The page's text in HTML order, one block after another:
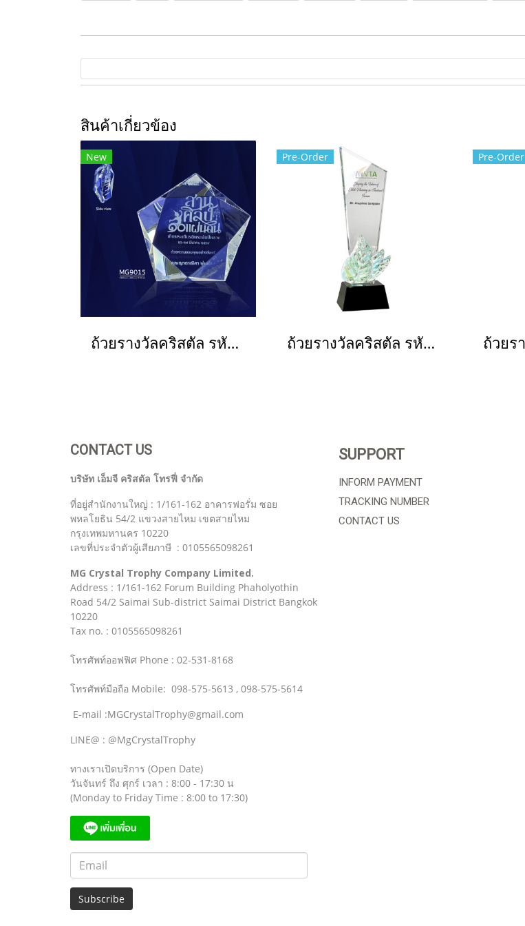
สินค้าเกี่ยวข้อง
New
ถ้วยรางวัลคริสตัล รหัส MG 9015
Pre-Order
ถ้วยรางวัลคริสตัล รหัส 3137
Pre-Order
CONTACT US
บริษัท เอ็มจี คริสตัล โทรฟี่ จำกัด
ที่อยู่สำนักงานใหญ่ : 1/161-162 อาคารฟอรั่ม ซอย
พหลโยธิน 54/2 แขวงสายไหม เขตสายไหม
กรุงเทพมหานคร 10220
เลขที่ประจำตัวผู้เสียภาษี : 0105565098261
MG Crystal Trophy Company Limited.
Address : 1/161-162 Forum Building Phaholyothin
Road 54/2 Saimai Sub-district Saimai District Bangkok
10220
Tax no. : 0105565098261
โทรศัพท์ออฟฟิศ Phone : 02-531-8168
โทรศัพท์มือถือ Mobile: 098-575-5613 , 098-575-5614
E-mail :MGCrystalTrophy@gmail.com
LINE@ : @MgCrystalTrophy
ทางเราเปิดบริการ (Open Date)
วันจันทร์ ถึง ศุกร์ เวลา : 8:00 - 17:30 น
(Monday to Friday Time : 8:00 to 17:30)
Subscribe
SUPPORT
INFORM PAYMENT
TRACKING NUMBER
CONTACT US